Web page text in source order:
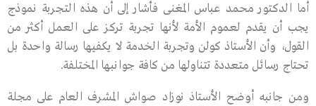
أما الدكتور محمد عباس المغنى فأشار إلى أن هذه التجربة نموذج
يجب أن يقدم لعموم الأمة لأنها تجربة تركز على العمل أكثر من
القول، وأن الأستاذ كولن وتجربة الخدمة لا يكفيها رسالة واحدة بل
تحتاج رسائل متعددة تتناولها من كافة جوانبها المختلفة.
ومن جانبه أوضح الأستاذ نوزاد صواش المشرف العام على مجلة